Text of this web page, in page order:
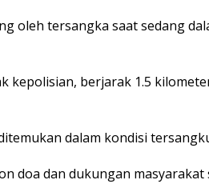
oleh tersangka saat sedang
kepolisian, berjarak 1.5
dalam kondisi
doa dan dukungan masyarakat